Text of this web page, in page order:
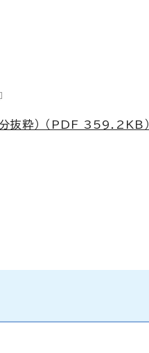
抜粋） （PDF 359.2KB）